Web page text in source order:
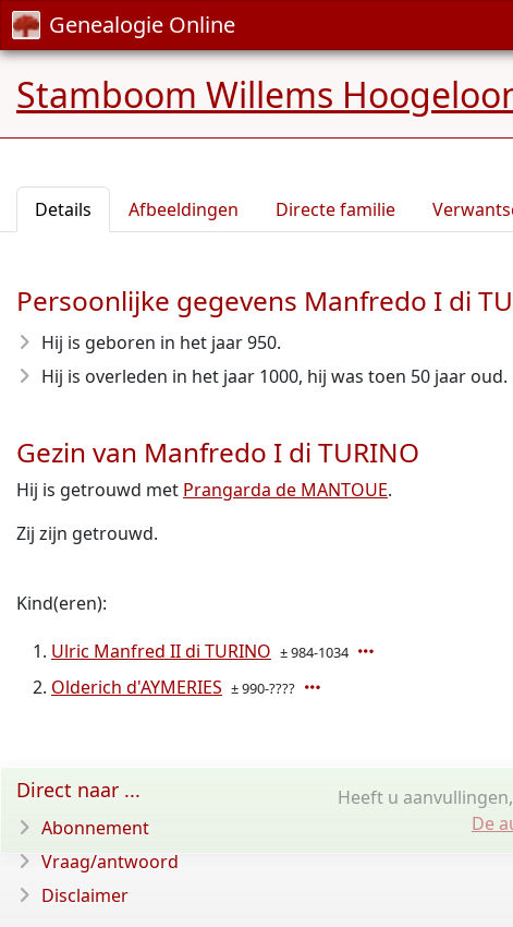
Genealogie Online
Stamboom Willems
Details Afbeeldingen Directe familie
Persoonlijke gegevens Manfredo I di
Hij is geboren in het jaar 950.
Hij is overleden in het jaar 1000, hij was toen 50 jaar oud.
Gezin van Manfredo I di TURINO
Hij is getrouwd met Prangarda de MANTOUE.
Zij zijn getrouwd.
Kind(eren):
Ulric Manfred II di TURINO ± 984-1034
Olderich d'AYMERIES ± 990-????
Heeft u
De
Direct naar ...
Abonnement
Vraag/antwoord
Disclaimer